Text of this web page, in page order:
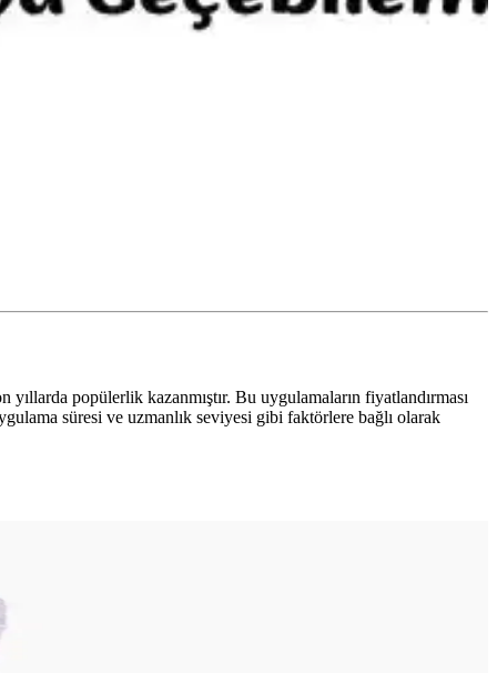
popülerlik kazanmıştır. Bu uygulamaların fiyatlandırması
süresi ve uzmanlık seviyesi gibi faktörlere bağlı olarak
alternatif bir stil sunuyor.